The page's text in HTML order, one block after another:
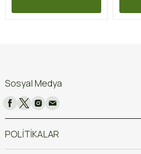
Sosyal Medya
POLİTİKALAR